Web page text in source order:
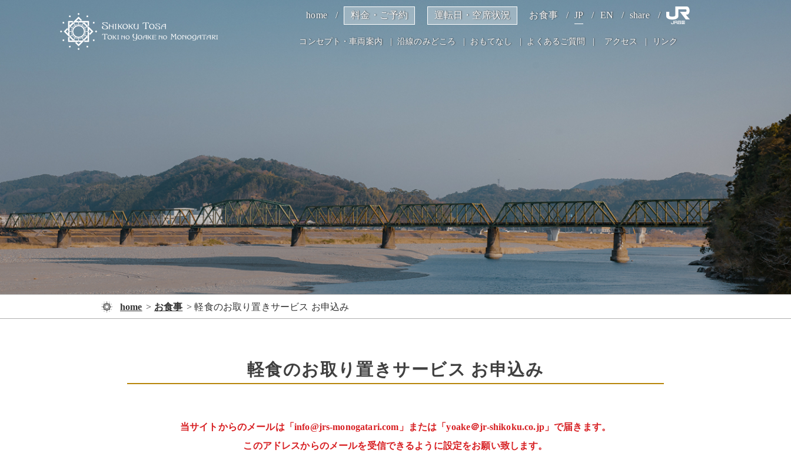
home 料金・ご予約 運転日・空席状況 お食事 JP EN share
コンセプト・車両案内 沿線のみどころ おもてなし よくあるご質問 アクセス リンク
home お食事 軽食のお取り置きサービス お申込み
軽食のお取り置きサービス お申込み
当サイトからのメールは「info@jrs-monogatari.com」または「yoake＠jr-shikoku.co.jp」で届きます。
このアドレスからのメールを受信できるように設定をお願い致します。